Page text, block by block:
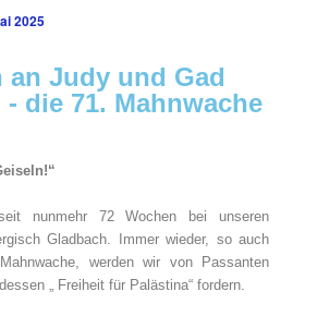
2025
an Judy und Gad
die 71. Mahnwache
nunmehr 72 Wochen bei unseren
Gladbach. Immer wieder, so auch
werden wir von Passanten
„ Freiheit für Palästina“ fordern.